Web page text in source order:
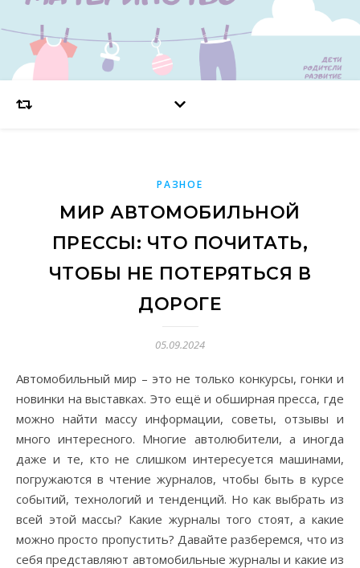
РАЗНОЕ
МИР АВТОМОБИЛЬНОЙ
ПРЕССЫ: ЧТО ПОЧИТАТЬ,
ЧТОБЫ НЕ ПОТЕРЯТЬСЯ В
ДОРОГЕ
05.09.2024
Автомобильный мир – это не только конкурсы, гонки и
новинки на выставках. Это ещё и обширная пресса, где
можно найти массу информации, советы, отзывы и
много интересного. Многие автолюбители, а иногда
даже и те, кто не слишком интересуется машинами,
погружаются в чтение журналов, чтобы быть в курсе
событий, технологий и тенденций. Но как выбрать из
всей этой массы? Какие журналы того стоят, а какие
можно просто пропустить? Давайте разберемся, что из
себя представляют автомобильные журналы и какие из